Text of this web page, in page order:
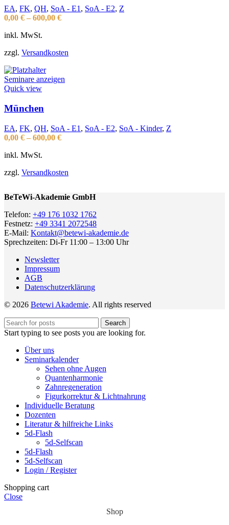
EA, FK, QH, SoA - E1 , SoA - E2, Z
0,00 € – 600,00 €
inkl. MwSt.
zzgl. Versandkosten
Seminare anzeigen
Quick view
München
EA, FK, QH, SoA - E1 , SoA - E2, SoA - Kinder, Z
0,00 € – 600,00 €
inkl. MwSt.
zzgl. Versandkosten
BeTeWi-Akademie GmbH
Telefon: +49 176 1032 1762
Festnetz: +49 3341 2072548
E-Mail: Kontakt@betewi-akademie.de
Sprechzeiten: Di-Fr 11:00 – 13:00 Uhr
Newsletter
Impressum
AGB
Datenschutzerklärung
© 2026 Betewi Akademie. All rights reserved
Search
Start typing to see posts you are looking for.
Über uns
Seminarkalender
Sehen ohne Augen
Quantenharmonie
Zahnregeneration
Figurkorrektur & Lichtnahrung
Individuelle Beratung
Dozenten
Literatur & hilfreiche Links
5d-Flash
5d-Selfscan
5d-Flash
5d-Selfscan
Login / Register
Shopping cart
Close
Shop